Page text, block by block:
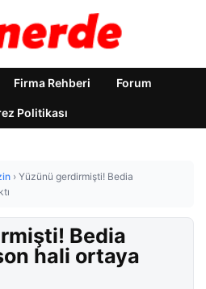
Firma Rehberi Forum
Politikası
› Yüzünü gerdirmişti! Bedia
Bedia
hali ortaya